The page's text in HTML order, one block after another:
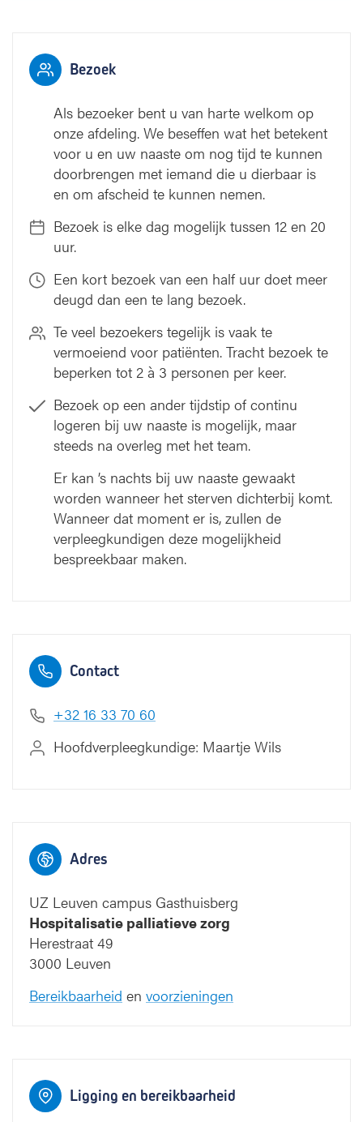
Bezoek
Als bezoeker bent u van harte welkom op
onze afdeling. We beseffen wat het betekent
voor u en uw naaste om nog tijd te kunnen
doorbrengen met iemand die u dierbaar is
en om afscheid te kunnen nemen.
Bezoek is elke dag mogelijk tussen 12 en 20
uur.
Een kort bezoek van een half uur doet meer
deugd dan een te lang bezoek.
Te veel bezoekers tegelijk is vaak te
vermoeiend voor patiënten. Tracht bezoek te
beperken tot 2 à 3 personen per keer.
Bezoek op een ander tijdstip of continu
logeren bij uw naaste is mogelijk, maar
steeds na overleg met het team.
Er kan ’s nachts bij uw naaste gewaakt
worden wanneer het sterven dichterbij komt.
Wanneer dat moment er is, zullen de
verpleegkundigen deze mogelijkheid
bespreekbaar maken.
Contact
+32 16 33 70 60
Hoofdverpleegkundige: Maartje Wils
Adres
UZ Leuven campus Gasthuisberg
Hospitalisatie palliatieve zorg
Herestraat 49
3000 Leuven
Bereikbaarheid en voorzieningen
Ligging en bereikbaarheid